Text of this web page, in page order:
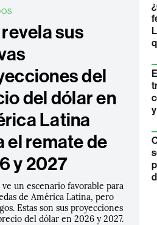
sus
del
del dólar en
Latina
el remate de
y 2027
un escenario favorable para
de América Latina, pero
Estas son sus proyecciones
del dólar en 2026 y 2027.